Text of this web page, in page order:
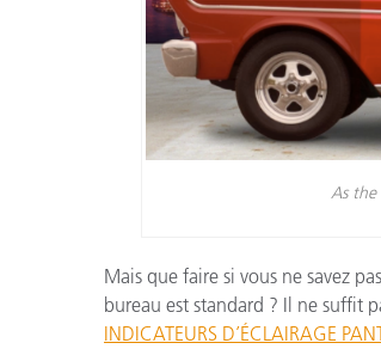
As
Mais que faire si vous ne savez
bureau est standard ? Il ne suffit
INDICATEURS D’ÉCLAIRAGE